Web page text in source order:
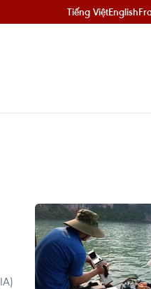
Tiếng ViệtEnglish